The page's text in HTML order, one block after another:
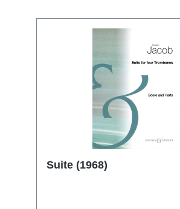
Suite (1968)